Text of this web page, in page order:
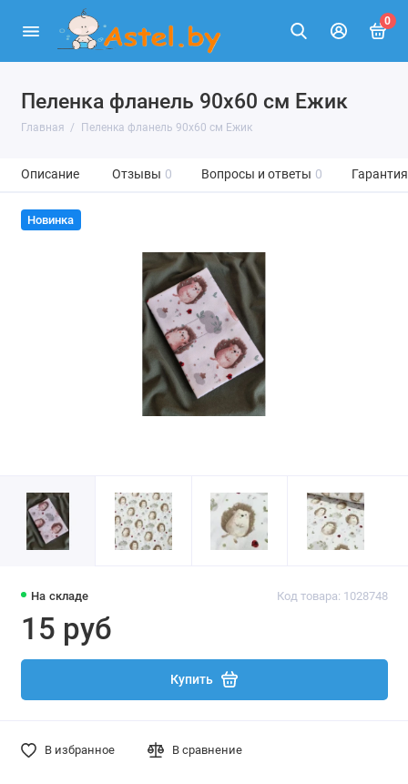
0
Пеленка фланель 90х60 см Ежик
Главная Пеленка фланель 90х60 см Ежик
Описание Отзывы 0 Вопросы и ответы 0 Гарантия
Новинка
На складе Код товара: 1028748
15 руб
Купить
В избранное В сравнение